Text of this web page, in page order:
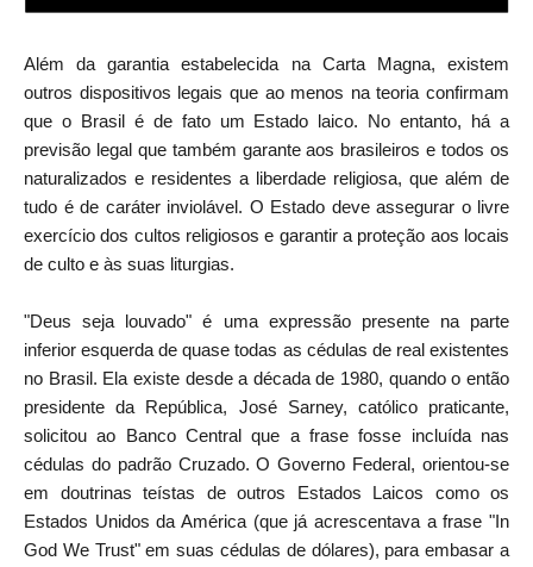
Além da garantia estabelecida na Carta Magna, existem
outros dispositivos legais que ao menos na teoria confirmam
que o Brasil é de fato um Estado laico. No entanto, há a
previsão legal que também garante aos brasileiros e todos os
naturalizados e residentes a liberdade religiosa, que além de
tudo é de caráter inviolável. O Estado deve assegurar o livre
exercício dos cultos religiosos e garantir a proteção aos locais
de culto e às suas liturgias.
"Deus seja louvado" é uma expressão presente na parte
inferior esquerda de quase todas as cédulas de real existentes
no Brasil. Ela existe desde a década de 1980, quando o então
presidente da República, José Sarney, católico praticante,
solicitou ao Banco Central que a frase fosse incluída nas
cédulas do padrão Cruzado. O Governo Federal, orientou-se
em doutrinas teístas de outros Estados Laicos como os
Estados Unidos da América (que já acrescentava a frase "In
God We Trust" em suas cédulas de dólares), para embasar a